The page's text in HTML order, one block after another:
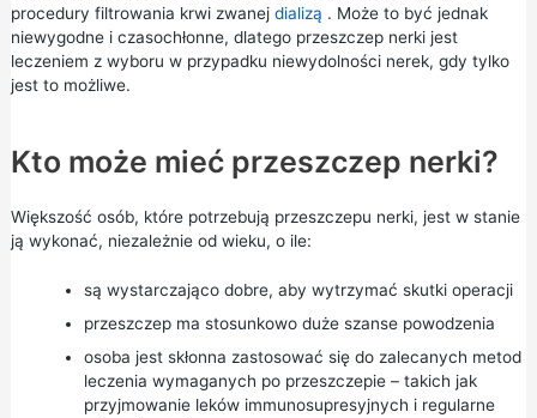
procedury filtrowania krwi zwanej dializą . Może to być jednak
niewygodne i czasochłonne, dlatego przeszczep nerki jest
leczeniem z wyboru w przypadku niewydolności nerek, gdy tylko
jest to możliwe.
Kto może mieć przeszczep nerki?
Większość osób, które potrzebują przeszczepu nerki, jest w stanie
ją wykonać, niezależnie od wieku, o ile:
są wystarczająco dobre, aby wytrzymać skutki operacji
przeszczep ma stosunkowo duże szanse powodzenia
osoba jest skłonna zastosować się do zalecanych metod
leczenia wymaganych po przeszczepie – takich jak
przyjmowanie leków immunosupresyjnych i regularne